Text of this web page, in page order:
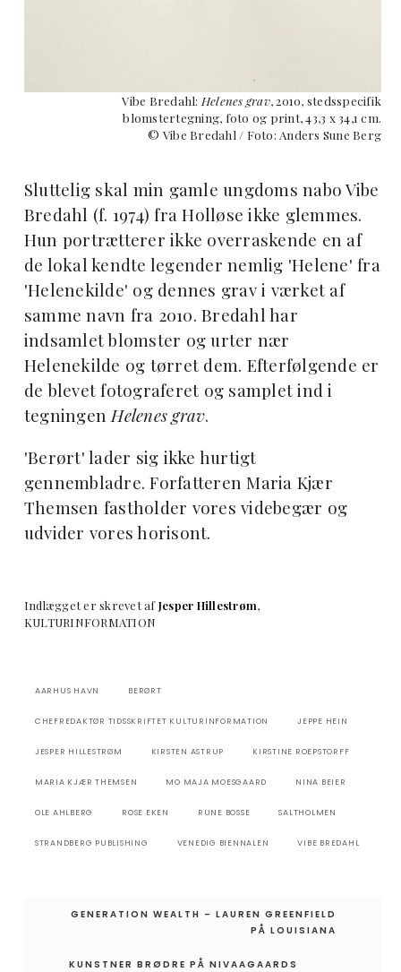
Vibe Bredahl: Helenes grav, 2010, stedsspecifik
blomstertegning, foto og print, 43,3 x 34,1 cm.
© Vibe Bredahl / Foto: Anders Sune Berg
Sluttelig skal min gamle ungdoms nabo Vibe
Bredahl (f. 1974) fra Holløse ikke glemmes.
Hun portrætterer ikke overraskende en af
de lokal kendte legender nemlig 'Helene' fra
'Helenekilde' og dennes grav i værket af
samme navn fra 2010. Bredahl har
indsamlet blomster og urter nær
Helenekilde og tørret dem. Efterfølgende er
de blevet fotograferet og samplet ind i
tegningen Helenes grav.
'Berørt' lader sig ikke hurtigt
gennembladre. Forfatteren Maria Kjær
Themsen fastholder vores videbegær og
udvider vores horisont.
Indlægget er skrevet afJesper Hillestrøm,
KULTURINFORMATION
AARHUS HAVN BERØRT
CHEFREDAKTØR TIDSSKRIFTET KULTURINFORMATION JEPPE HEIN
JESPER HILLESTRØM KIRSTEN ASTRUP KIRSTINE ROEPSTORFF
MARIA KJÆR THEMSEN MO MAJA MOESGAARD NINA BEIER
OLE AHLBERG ROSE EKEN RUNE BOSSE SALTHOLMEN
STRANDBERG PUBLISHING VENEDIG BIENNALEN VIBE BREDAHL
Indlægsnavigation
GENERATION WEALTH – LAUREN GREENFIELD
PÅ LOUISIANA
KUNSTNER BRØDRE PÅ NIVAAGAARDS